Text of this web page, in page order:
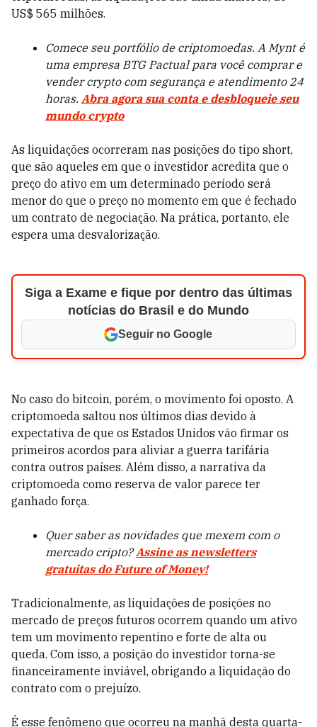
US$ 565 milhões.
Comece seu portfólio de criptomoedas. A Mynt é
uma empresa BTG Pactual para você comprar e
vender crypto com segurança e atendimento 24
horas. Abra agora sua conta e desbloqueie seu
mundo crypto
As liquidações ocorreram nas posições do tipo short,
que são aqueles em que o investidor acredita que o
preço do ativo em um determinado período será
menor do que o preço no momento em que é fechado
um contrato de negociação. Na prática, portanto, ele
espera uma desvalorização.
Siga a Exame e fique por dentro das últimas
notícias do Brasil e do Mundo
Seguir no Google
No caso do bitcoin, porém, o movimento foi oposto. A
criptomoeda saltou nos últimos dias devido à
expectativa de que os Estados Unidos vão firmar os
primeiros acordos para aliviar a guerra tarifária
contra outros países. Além disso, a narrativa da
criptomoeda como reserva de valor parece ter
ganhado força.
Quer saber as novidades que mexem com o
mercado cripto?Assine as newsletters
gratuitas do Future of Money!
Tradicionalmente, as liquidações de posições no
mercado de preços futuros ocorrem quando um ativo
tem um movimento repentino e forte de alta ou
queda. Com isso, a posição do investidor torna-se
financeiramente inviável, obrigando a liquidação do
contrato com o prejuízo.
É esse fenômeno que ocorreu na manhã desta quarta-